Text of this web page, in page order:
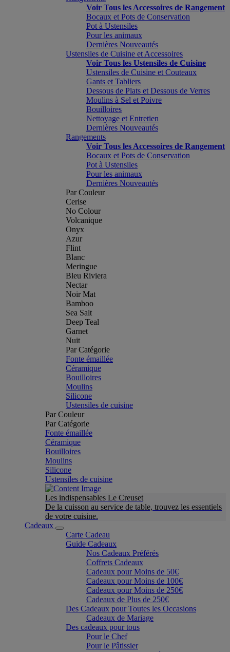
Voir Tous les Accessoires de Rangement
Bocaux et Pots de Conservation
Pot à Ustensiles
Pour les animaux
Dernières Nouveautés
Ustensiles de Cuisine et Accessoires
Voir Tous les Ustensiles de Cuisine
Ustensiles de Cuisine et Couteaux
Gants et Tabliers
Dessous de Plats et Dessous de Verres
Moulins à Sel et Poivre
Bouilloires
Nettoyage et Entretien
Dernières Nouveautés
Rangements
Voir Tous les Accessoires de Rangement
Bocaux et Pots de Conservation
Pot à Ustensiles
Pour les animaux
Dernières Nouveautés
Par Couleur
Cerise
No Colour
Volcanique
Onyx
Azur
Flint
Blanc
Meringue
Bleu Riviera
Nectar
Noir Mat
Bamboo
Sea Salt
Deep Teal
Garnet
Nuit
Par Catégorie
Fonte émaillée
Céramique
Bouilloires
Moulins
Silicone
Ustensiles de cuisine
Par Couleur
Par Catégorie
Fonte émaillée
Céramique
Bouilloires
Moulins
Silicone
Ustensiles de cuisine
Les indispensables Le Creuset
De la cuisson au service de table, trouvez les essentiels
de votre cuisine.
Cadeaux
Carte Cadeau
Guide Cadeaux
Nos Cadeaux Préférés
Coffrets Cadeaux
Cadeaux pour Moins de 50€
Cadeaux pour Moins de 100€
Cadeaux pour Moins de 250€
Cadeaux de Plus de 250€
Des Cadeaux pour Toutes les Occasions
Cadeaux de Mariage
Des cadeaux pour tous
Pour le Chef
Pour le Pâtissier